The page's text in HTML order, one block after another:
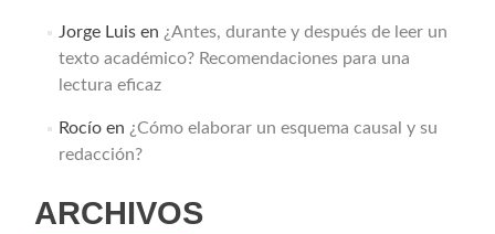
Jorge Luisen ¿Antes, durante y después de leer un
texto académico? Recomendaciones para una
lectura eficaz
Rocíoen ¿Cómo elaborar un esquema causal y su
redacción?
ARCHIVOS